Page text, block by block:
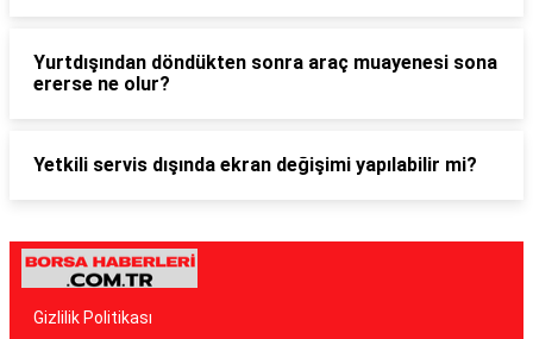
Yurtdışından döndükten sonra araç muayenesi sona
ererse ne olur?
Yetkili servis dışında ekran değişimi yapılabilir mi?
Gizlilik Politikası